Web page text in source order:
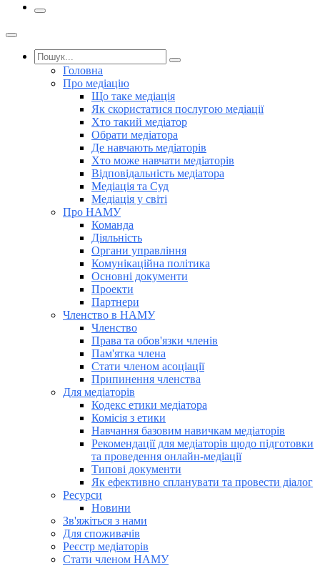
Головна
Про медіацію
Що таке медіація
Як скористатися послугою медіації
Хто такий медіатор
Обрати медіатора
Де навчають медіаторів
Хто може навчати медіаторів
Відповідальність медіатора
Медіація та Суд
Медіація у світі
Про НАМУ
Команда
Діяльність
Органи управління
Комунікаційна політика
Основні документи
Проекти
Партнери
Членство в НАМУ
Членство
Права та обов'язки членів
Пам'ятка члена
Стати членом асоціації
Припинення членства
Для медіаторів
Кодекс етики медіатора
Комісія з етики
Навчання базовим навичкам медіаторів
Рекомендації для медіаторів щодо підготовки
та проведення онлайн-медіації
Типові документи
Як ефективно спланувати та провести діалог
Ресурси
Новини
Зв'яжіться з нами
Для споживачів
Реєстр медіаторів
Стати членом НАМУ